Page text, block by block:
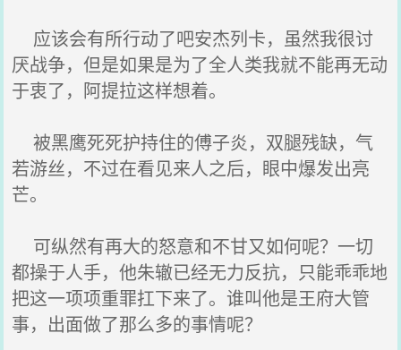
应该会有所行动了吧安杰列卡，虽然我很讨
厌战争，但是如果是为了全人类我就不能再无动
于衷了，阿提拉这样想着。
被黑鹰死死护持住的傅子炎，双腿残缺，气
若游丝，不过在看见来人之后，眼中爆发出亮
芒。
可纵然有再大的怒意和不甘又如何呢？一切
都操于人手，他朱辙已经无力反抗，只能乖乖地
把这一项项重罪扛下来了。谁叫他是王府大管
事，出面做了那么多的事情呢？